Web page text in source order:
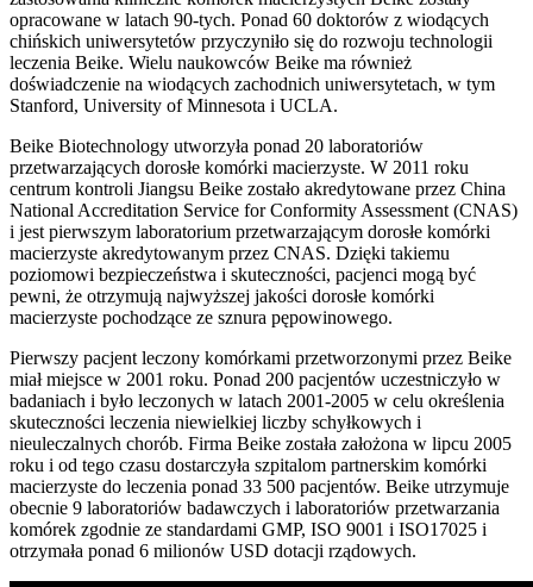
opracowane w latach 90-tych. Ponad 60 doktorów z wiodących
chińskich uniwersytetów przyczyniło się do rozwoju technologii
leczenia Beike. Wielu naukowców Beike ma również
doświadczenie na wiodących zachodnich uniwersytetach, w tym
Stanford, University of Minnesota i UCLA.
Beike Biotechnology utworzyła ponad 20 laboratoriów
przetwarzających dorosłe komórki macierzyste. W 2011 roku
centrum kontroli Jiangsu Beike zostało akredytowane przez China
National Accreditation Service for Conformity Assessment (CNAS)
i jest pierwszym laboratorium przetwarzającym dorosłe komórki
macierzyste akredytowanym przez CNAS. Dzięki takiemu
poziomowi bezpieczeństwa i skuteczności, pacjenci mogą być
pewni, że otrzymują najwyższej jakości dorosłe komórki
macierzyste pochodzące ze sznura pępowinowego.
Pierwszy pacjent leczony komórkami przetworzonymi przez Beike
miał miejsce w 2001 roku. Ponad 200 pacjentów uczestniczyło w
badaniach i było leczonych w latach 2001-2005 w celu określenia
skuteczności leczenia niewielkiej liczby schyłkowych i
nieuleczalnych chorób. Firma Beike została założona w lipcu 2005
roku i od tego czasu dostarczyła szpitalom partnerskim komórki
macierzyste do leczenia ponad 33 500 pacjentów. Beike utrzymuje
obecnie 9 laboratoriów badawczych i laboratoriów przetwarzania
komórek zgodnie ze standardami GMP, ISO 9001 i ISO17025 i
otrzymała ponad 6 milionów USD dotacji rządowych.